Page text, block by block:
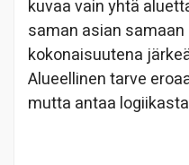
kuvaa vain yhtä
saman asian
kokonaisuutena
Alueellinen tarve
mutta antaa